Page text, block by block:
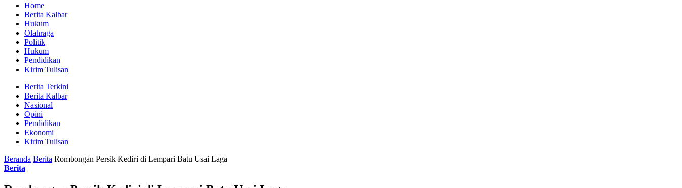
Home
Berita Kalbar
Hukum
Olahraga
Politik
Hukum
Pendidikan
Kirim Tulisan
Berita Terkini
Berita Kalbar
Nasional
Opini
Pendidikan
Ekonomi
Kirim Tulisan
Beranda Berita Rombongan Persik Kediri di Lempari Batu Usai Laga
Berita